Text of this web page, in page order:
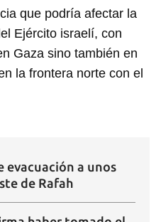
que podría afectar la
Ejército israelí, con
Gaza sino también en
la frontera norte con el
evacuación a unos
de Rafah